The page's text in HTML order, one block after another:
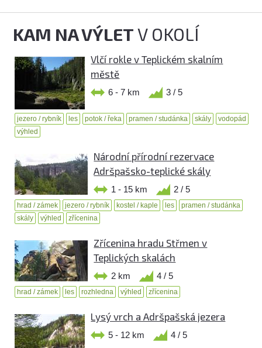
KAM NA VÝLETV OKOLÍ
Vlčí rokle v Teplickém skalním
městě
6 - 7 km 3 / 5
jezero / rybník les potok / řeka pramen / studánka skály
vodopád
výhled
Národní přírodní rezervace
Adršpašsko-teplické skály
1 - 15 km 2 / 5
hrad / zámek jezero / rybník kostel / kaple les
pramen / studánka
skály
výhled zřícenina
Zřícenina hradu Střmen v
Teplických skalách
2 km 4 / 5
hrad / zámek les rozhledna výhled zřícenina
Lysý vrch a Adršpašská jezera
5 - 12 km 4 / 5